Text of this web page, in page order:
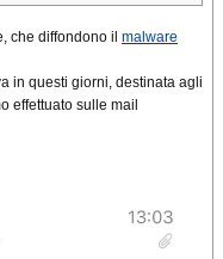
che diffondono il malware
in questi giorni, destinata agli
effettuato sulle mail